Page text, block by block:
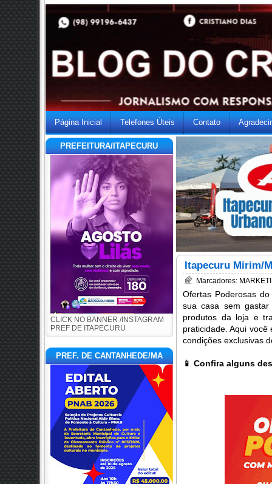
Página Inicial Telefones Úteis Contato
PREFEITURA/ITAPECURU
CLICK NO BANNER /INSTAGRAM
PREF DE ITAPECURU
PREF. DE CANTANHEDE/MA
Itapecuru Mirim/
Marcadores:
Ofertas Poderosas
sua casa sem gastar
produtos da loja e
praticidade. Aqui
condições exclusivas
📱 Confira alguns